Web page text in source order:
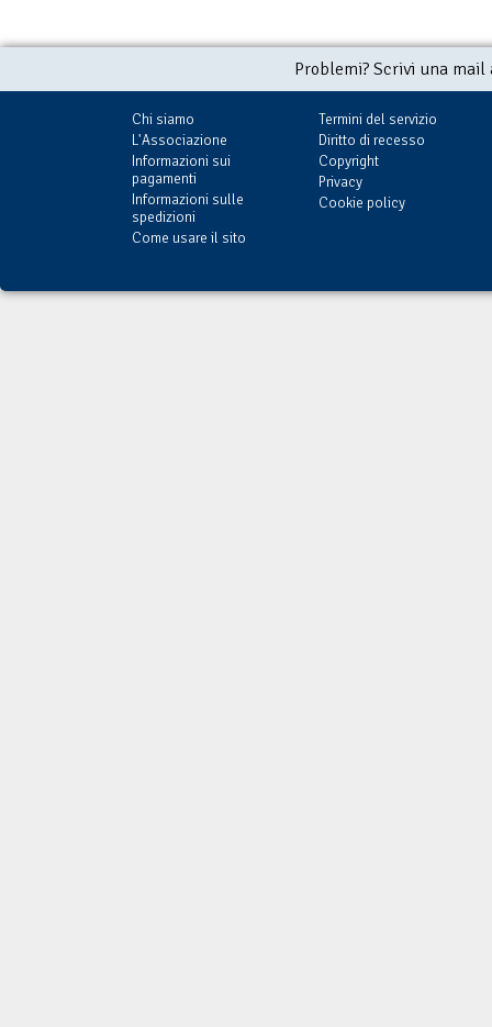
Problemi? Scrivi una
Chi siamo
L'Associazione
Informazioni sui
pagamenti
Informazioni sulle
spedizioni
Come usare il sito
Termini del servizio
Diritto di recesso
Copyright
Privacy
Cookie policy